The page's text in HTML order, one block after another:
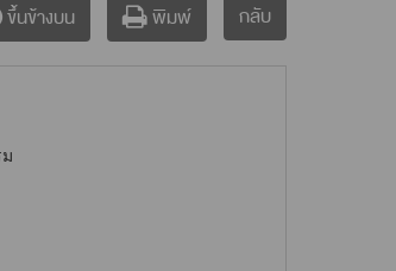
ขึ้นข้างบน พิมพ์ กลับ